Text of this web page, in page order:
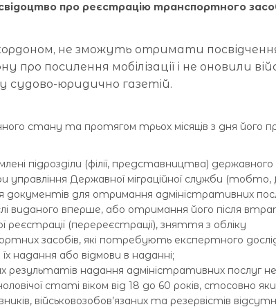
про реєстрацію транспортного
не зможуть отримати
про посилення мобілізації і не оновили
у судово-юридично газетій.
стану та протягом трьох місяців з дня його
підрозділи (філії, представництва) державного
Державної міграційної служби
для отримання адміністративних
виданого вперше, або отримання його після
(перереєстрації), зняття з обліку
засобів, які потребують експертного
надання або відмови в наданні;
результатів надання адміністративних послуг не
статі віком від 18 до 60 років, стосовно
військовозобов’язаних та резервістів